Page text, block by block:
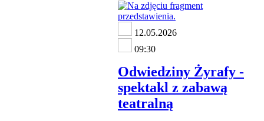
12.05.2026
09:30
Odwiedziny Żyrafy -
spektakl z zabawą
teatralną